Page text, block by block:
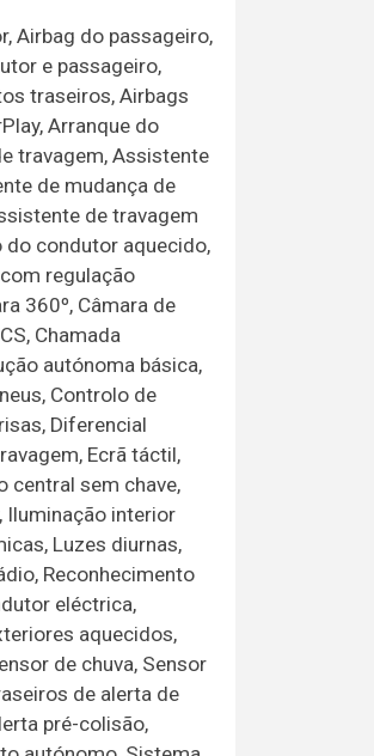
Airbag do passageiro,
e passageiro,
traseiros, Airbags
Arranque do
travagem, Assistente
de mudança de
de travagem
do condutor aquecido,
regulação
360º, Câmara de
Chamada
autónoma básica,
Controlo de
Diferencial
Ecrã táctil,
central sem chave,
Iluminação interior
Luzes diurnas,
Reconhecimento
eléctrica,
aquecidos,
de chuva, Sensor
de alerta de
pré-colisão,